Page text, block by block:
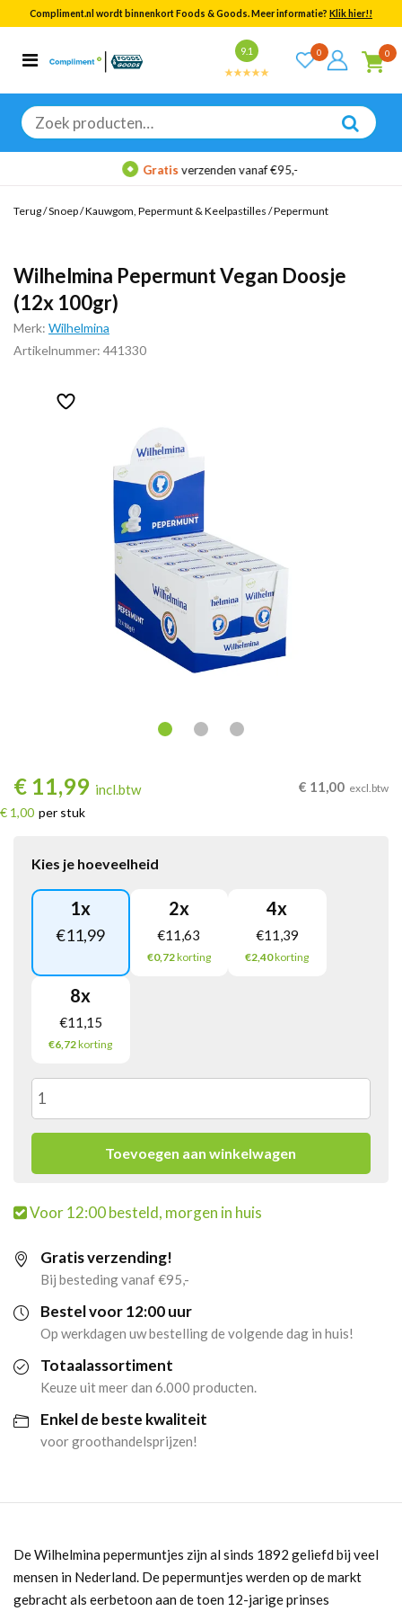
Compliment.nl wordt binnenkort Foods & Goods. Meer informatie? Klik hier!!
9.1 0 0
Zoeken
naar:
Categorieën
Bekijk alle resultaten
Gratisverzenden vanaf €95,-
Terug/Snoep/Kauwgom, Pepermunt & Keelpastilles /Pepermunt
Wilhelmina Pepermunt Vegan Doosje
(12x 100gr)
Merk: Wilhelmina
Artikelnummer: 441330
€ 11,99 incl.btw
€ 1,00 per stuk
€ 11,00 excl.btw
Kies je hoeveelheid
1x
€11,99
2x
€11,63
€0,72korting
4x
€11,39
€2,40korting
8x
€11,15
€6,72korting
Wilhelmina
Pepermunt
Doosje
(12x
100gr)
aantal
Toevoegen aan winkelwagen
Voor 12:00 besteld, morgen in huis
Gratis verzending!
Bij besteding vanaf €95,-
Bestel voor 12:00 uur
Op werkdagen uw bestelling de volgende dag in huis!
Totaalassortiment
Keuze uit meer dan 6.000 producten.
Enkel de beste kwaliteit
voor groothandelsprijzen!
De Wilhelmina pepermuntjes zijn al sinds 1892 geliefd bij veel
mensen in Nederland. De pepermuntjes werden op de markt
gebracht als eerbetoon aan de toen 12-jarige prinses